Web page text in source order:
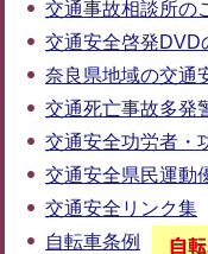
交通事故相談所の
交通安全啓発DVD
奈良県地域の交通
交通死亡事故多発
交通安全功労者・
交通安全県民運動
交通安全リンク集
自転車条例